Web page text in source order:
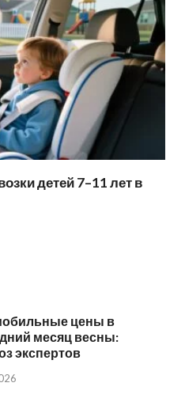
детей 7–11 лет в
цены в
месяц весны:
экспертов